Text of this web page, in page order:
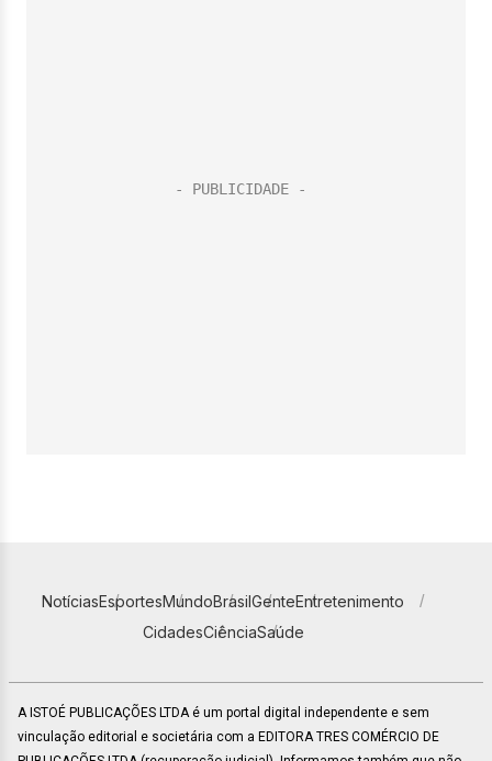
NotíciasEsportesMundoBrasilGenteEntretenimento
CidadesCiênciaSaúde
A ISTOÉ PUBLICAÇÕES LTDA é um portal digital independente e sem
vinculação editorial e societária com a EDITORA TRES COMÉRCIO DE